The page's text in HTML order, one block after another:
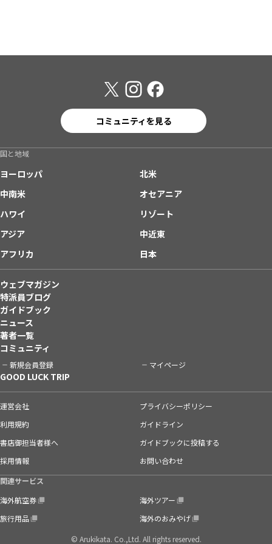
コミュニティを見る
国と地域
ヨーロッパ
北米
中南米
オセアニア
ハワイ
リゾート
アジア
中近東
アフリカ
日本
ウェブマガジン
特派員ブログ
ガイドブック
ニュース
著者一覧
コミュニティ
新規会員登録 マイページ
GOOD LUCK TRIP
運営会社
プライバシーポリシー
利用規約
ガイドライン
書店御担当者様へ
ガイドブックに投稿する
採用情報
お問い合わせ
関連サービス
海外航空券
海外ツアー
旅行用品
海外のおみやげ
© Arukikata. Co.,Ltd. All rights reserved.